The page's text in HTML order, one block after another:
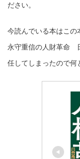
ださい。
今読んでいる本はこの
永守重信の人財革命
任してしまったので何